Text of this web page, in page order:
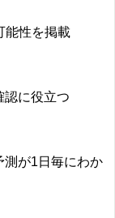
能性を掲載
認に役立つ
測が1日毎にわか